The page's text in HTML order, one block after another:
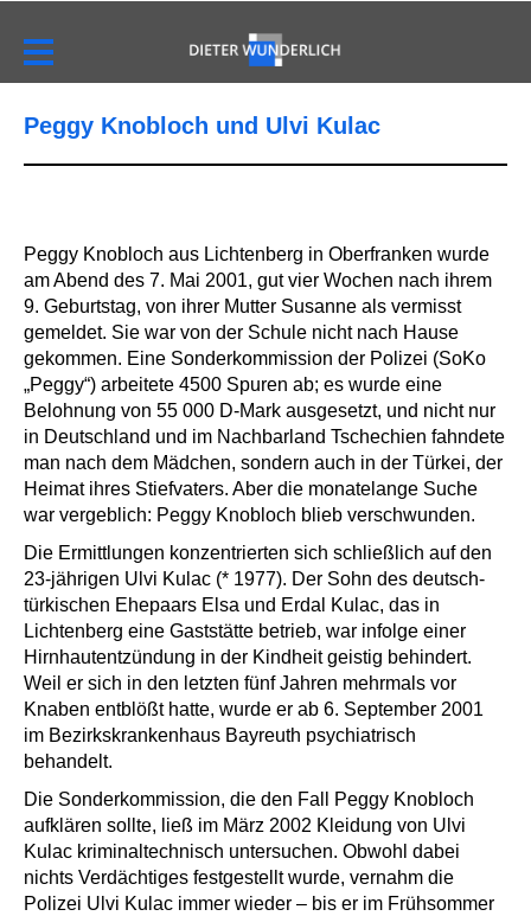
Peggy Knobloch und Ulvi Kulac
Peggy Knobloch aus Lichtenberg in Oberfranken wurde
am Abend des 7. Mai 2001, gut vier Wochen nach ihrem
9. Geburtstag, von ihrer Mutter Susanne als vermisst
gemeldet. Sie war von der Schule nicht nach Hause
gekommen. Eine Sonderkommission der Polizei (SoKo
„Peggy“) arbeitete 4500 Spuren ab; es wurde eine
Belohnung von 55 000 D-Mark ausgesetzt, und nicht nur
in Deutschland und im Nachbarland Tschechien fahndete
man nach dem Mädchen, sondern auch in der Türkei, der
Heimat ihres Stiefvaters. Aber die monatelange Suche
war vergeblich: Peggy Knobloch blieb verschwunden.
Die Ermittlungen konzentrierten sich schließlich auf den
23-jährigen Ulvi Kulac (* 1977). Der Sohn des deutsch-
türkischen Ehepaars Elsa und Erdal Kulac, das in
Lichtenberg eine Gaststätte betrieb, war infolge einer
Hirnhautentzündung in der Kindheit geistig behindert.
Weil er sich in den letzten fünf Jahren mehrmals vor
Knaben entblößt hatte, wurde er ab 6. September 2001
im Bezirkskrankenhaus Bayreuth psychiatrisch
behandelt.
Die Sonderkommission, die den Fall Peggy Knobloch
aufklären sollte, ließ im März 2002 Kleidung von Ulvi
Kulac kriminaltechnisch untersuchen. Obwohl dabei
nichts Verdächtiges festgestellt wurde, vernahm die
Polizei Ulvi Kulac immer wieder – bis er im Frühsommer